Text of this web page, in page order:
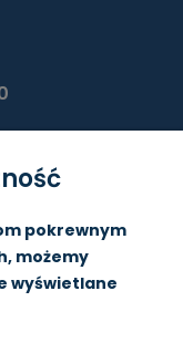
pokrewnym
możemy
wyświetlane